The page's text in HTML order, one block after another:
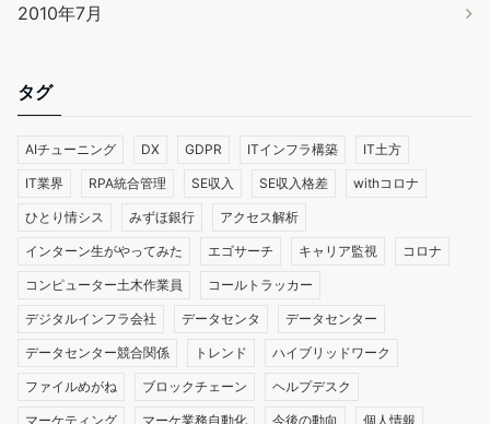
2010年7月
タグ
AIチューニング DX GDPR ITインフラ構築 IT土方
IT業界 RPA統合管理 SE収入 SE収入格差 withコロナ
ひとり情シス みずほ銀行 アクセス解析
インターン生がやってみた エゴサーチ キャリア監視 コロナ
コンピューター土木作業員 コールトラッカー
デジタルインフラ会社 データセンタ データセンター
データセンター競合関係 トレンド ハイブリッドワーク
ファイルめがね ブロックチェーン ヘルプデスク
マーケティング マーケ業務自動化 今後の動向 個人情報